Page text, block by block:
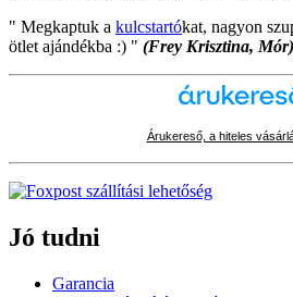
" Megkaptuk a kulcstartókat, nagyon
ötlet ajándékba :) " (Frey Krisztina, Mór)
Árukereső, a hiteles
Jó tudni
Garancia